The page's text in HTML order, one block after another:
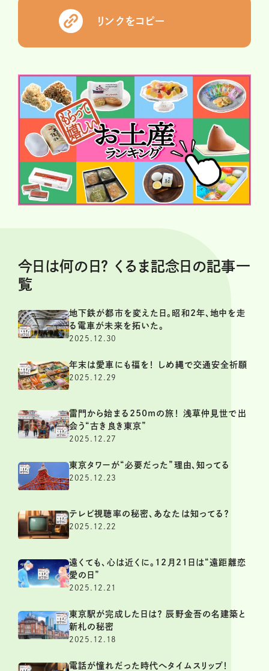
リンクをコピー
今日は何の日？ くるま記念日の記事一
覧
地下鉄が都市を変えた日。昭和2年、地中を走
る電車が未来を拓いた。
2025.12.30
年末は愛車にも福を！ しめ縄で交通安全祈願
2025.12.29
雷門から始まる250mの旅！ 浅草仲見世で出
会う“古き良き東京”
2025.12.27
東京タワーが“必要だった”理由、知ってる
2025.12.23
テレビ視聴率の秘密、あなたは知ってる？
2025.12.22
遠くても、心は近くに。12月21日は“遠距離恋
愛の日”
2025.12.21
東京駅が完成した日は？ 辰野金吾の名建築と
新札の秘密
2025.12.18
電話が憧れだった時代へタイムスリップ！